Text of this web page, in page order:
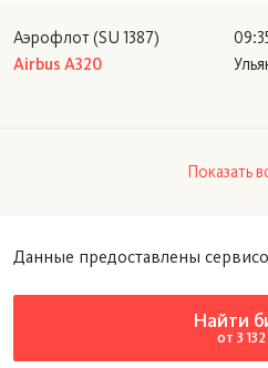
Аэрофлот (SU 1387)
Airbus А320
Показать
Данные предоставлены
Найти
от 3